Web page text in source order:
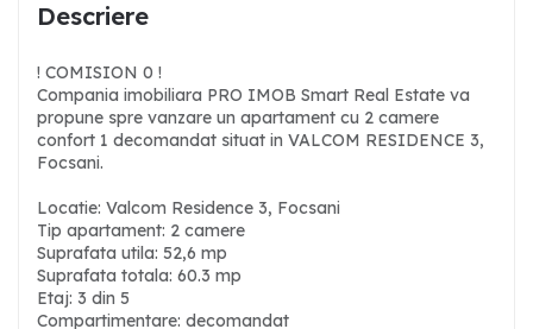
Descriere
! COMISION 0 !
Compania imobiliara PRO IMOB Smart Real Estate va
propune spre vanzare un apartament cu 2 camere
confort 1 decomandat situat in VALCOM RESIDENCE 3,
Focsani.
Locatie: Valcom Residence 3, Focsani
Tip apartament: 2 camere
Suprafata utila: 52,6 mp
Suprafata totala: 60.3 mp
Etaj: 3 din 5
Compartimentare: decomandat